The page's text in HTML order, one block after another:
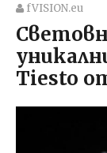
fVISION.eu
Tiesto